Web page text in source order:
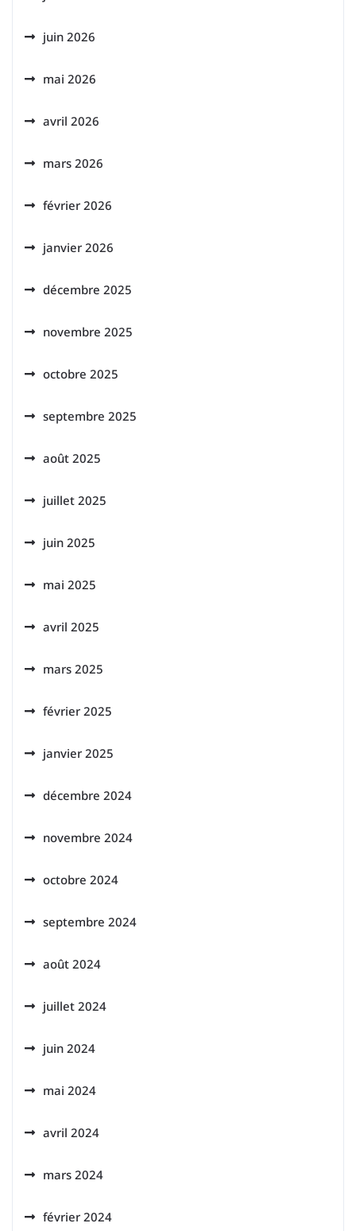
juin 2026
mai 2026
avril 2026
mars 2026
février 2026
janvier 2026
décembre 2025
novembre 2025
octobre 2025
septembre 2025
août 2025
juillet 2025
juin 2025
mai 2025
avril 2025
mars 2025
février 2025
janvier 2025
décembre 2024
novembre 2024
octobre 2024
septembre 2024
août 2024
juillet 2024
juin 2024
mai 2024
avril 2024
mars 2024
février 2024